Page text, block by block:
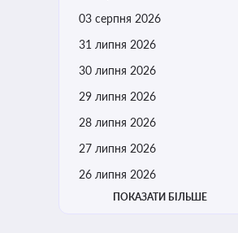
03 серпня 2026
31 липня 2026
30 липня 2026
29 липня 2026
28 липня 2026
27 липня 2026
26 липня 2026
ПОКАЗАТИ БІЛЬШЕ